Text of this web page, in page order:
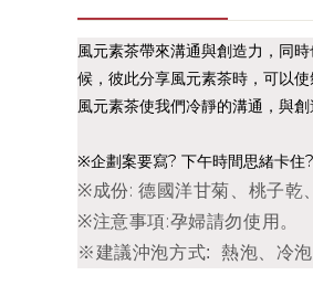
風元素茶帶來溝通與創造力，同
候， 彼此分享風元素茶時，可以
風元素茶使我們冷靜的溝通，與創
※企劃案要寫? 下午時間思緒卡住
※成份: 德國洋甘菊、桃子乾
※注意事項:孕婦請勿使用。
※建議沖泡方式: 熱泡、冷